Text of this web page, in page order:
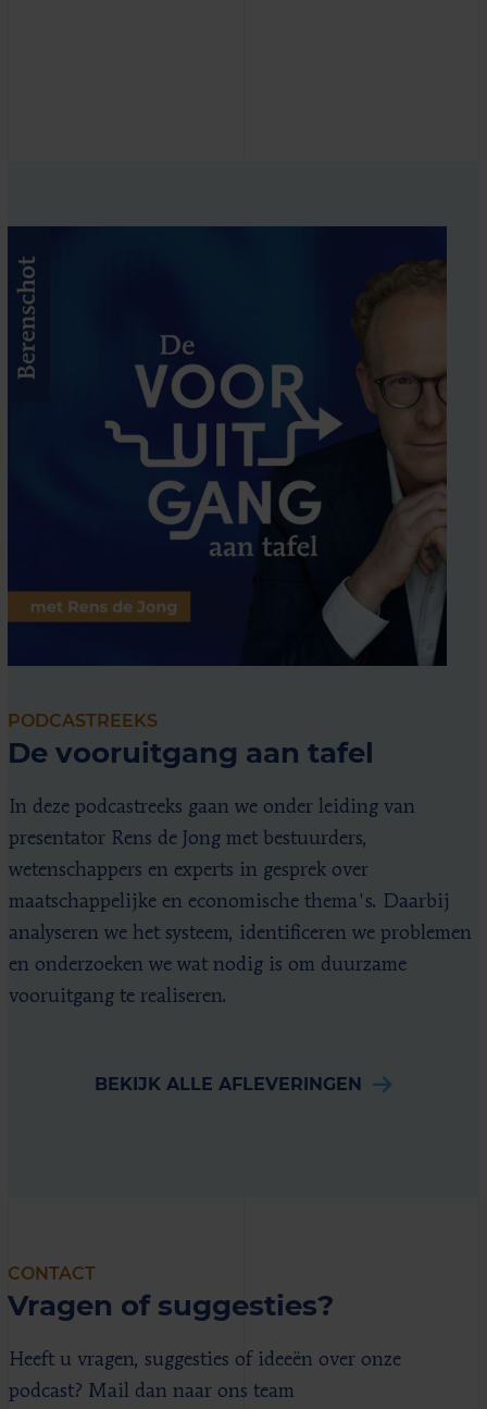
PODCASTREEKS
De vooruitgang aan tafel
In deze podcastreeks gaan we onder leiding van
presentator Rens de Jong met bestuurders,
wetenschappers en experts in gesprek over
maatschappelijke en economische thema's. Daarbij
analyseren we het systeem, identificeren we problemen
en onderzoeken we wat nodig is om duurzame
vooruitgang te realiseren.
BEKIJK ALLE AFLEVERINGEN
CONTACT
Vragen of suggesties?
Heeft u vragen, suggesties of ideeën over onze
podcast? Mail dan naar ons team